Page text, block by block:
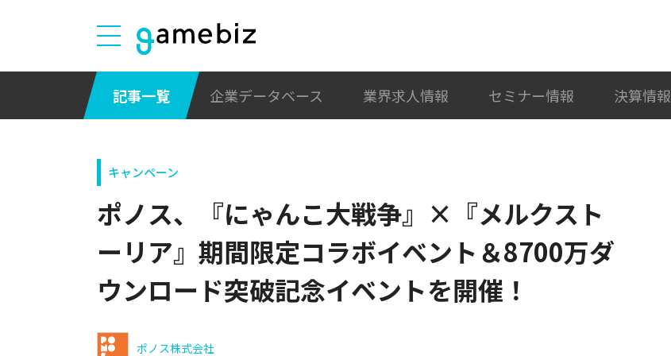
記事一覧 企業データベース 業界求人情報 セミナー情報 決算情報
キャンペーン
ポノス、『にゃんこ大戦争』×『メルクスト
ーリア』期間限定コラボイベント＆8700万ダ
ウンロード突破記念イベントを開催！
ポノス株式会社